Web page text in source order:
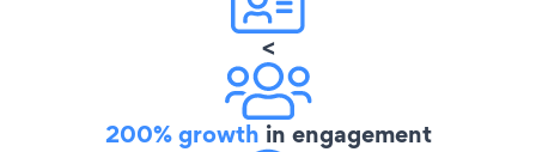
<
200% growth in engagement